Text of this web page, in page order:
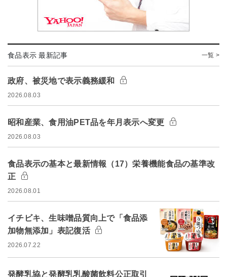
食品表示 最新記事 一覧 >
政府、被災地で表示義務緩和
2026.08.03
昭和産業、食用油PET品を年月表示へ変更
2026.08.03
食品表示の基本と最新情報（17）栄養機能食品の基準改
正
2026.08.01
イチビキ、生味噌品質向上で「食品添
加物無添加」表記復活
2026.07.22
発酵乳協と発酵乳乳酸菌飲料公正取引